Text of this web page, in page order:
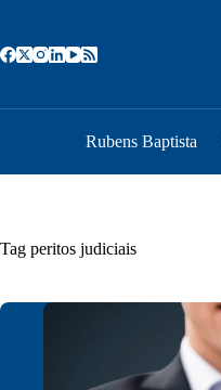
o
conteúdo
Rubens Baptista
Tag peritos judiciais